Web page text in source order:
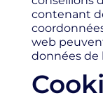
contenant
web
données de